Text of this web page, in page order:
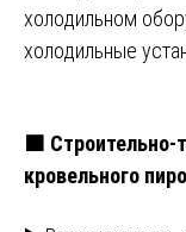
холодильном
холодильные
🟧 Строительно-
кровельного